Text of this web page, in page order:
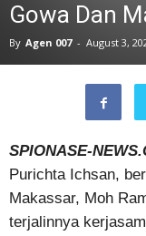
Gowa Dan
By Agen 007 - August 3,
SPIONASE-
Purichta Ichsan,
Makassar, Moh
terjalinnya